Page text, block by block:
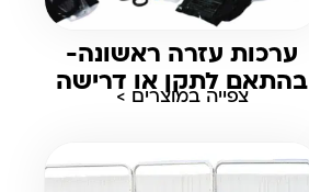
ערכות עזרה ראשונה-
בהתאם לתקן או דרישה
צפייה במוצרים >